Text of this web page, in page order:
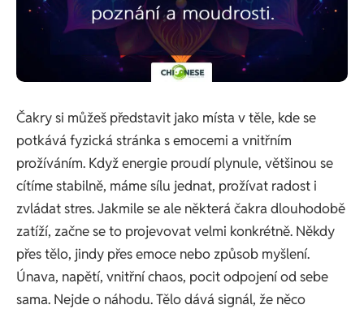
Čakry si můžeš představit jako místa v těle, kde se
potkává fyzická stránka s emocemi a vnitřním
prožíváním. Když energie proudí plynule, většinou se
cítíme stabilně, máme sílu jednat, prožívat radost i
zvládat stres. Jakmile se ale některá čakra dlouhodobě
zatíží, začne se to projevovat velmi konkrétně. Někdy
přes tělo, jindy přes emoce nebo způsob myšlení.
Únava, napětí, vnitřní chaos, pocit odpojení od sebe
sama. Nejde o náhodu. Tělo dává signál, že něco